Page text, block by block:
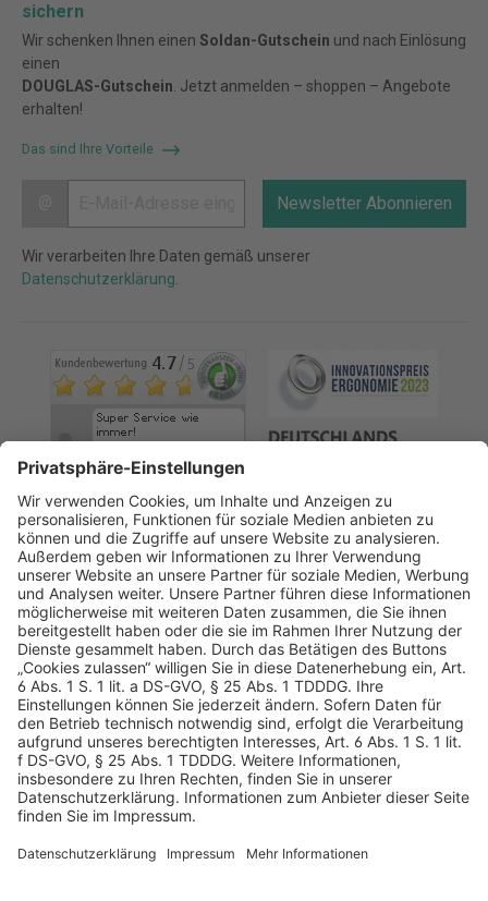
sichern
Wir schenken Ihnen einen Soldan-Gutschein und nach Einlösung
einen
DOUGLAS-Gutschein . Jetzt anmelden – shoppen – Angebote
erhalten!
Das sind Ihre Vorteile
Newsletter Abonnieren
Wir verarbeiten Ihre Daten gemäß unserer
Datenschutzerklärung
AGB Datenschutz
Impressum
Sicherheitshinweis
Compliance